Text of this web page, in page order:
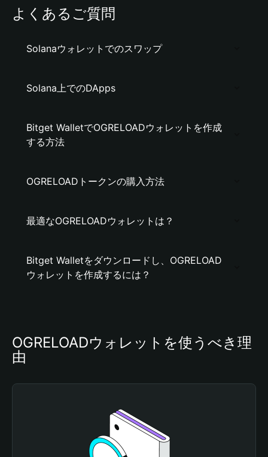
よくあるご質問
Solanaウォレットでのスワップ
Solana上でのDApps
Bitget WalletでOGRELOADウォレットを作成
する方法
OGRELOADトークンの購入方法
最適なOGRELOADウォレットは？
Bitget Walletをダウンロードし、OGRELOAD
ウォレットを作成するには？
OGRELOADウォレットを使うべき理
由